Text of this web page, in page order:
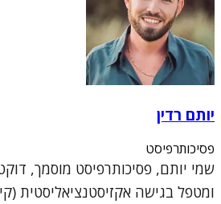
יותם רדין
פסיכותרפיסט
שמי יותם, פסיכותרפיסט מוסמך,
ומטפל בגישה אקזיסטנציאליסטית